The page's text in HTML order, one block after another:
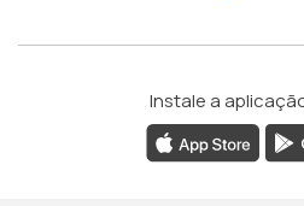
Instale a